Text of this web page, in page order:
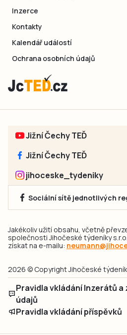
Inzerce
Kontakty
Kalendář událostí
Ochrana osobních údajů
Jižní Čechy TEĎ
Jižní Čechy TEĎ
jihoceske_tydeniky
Sociální sítě jednotlivých
Jakékoliv užití obsahu, včetně
společnosti Jihočeské týdeníky
získat na e-mailu:
2026 © Copyright Jihočeské
Pravidla vkládání Inzerátů
údajů
Pravidla vkládání příspěvků